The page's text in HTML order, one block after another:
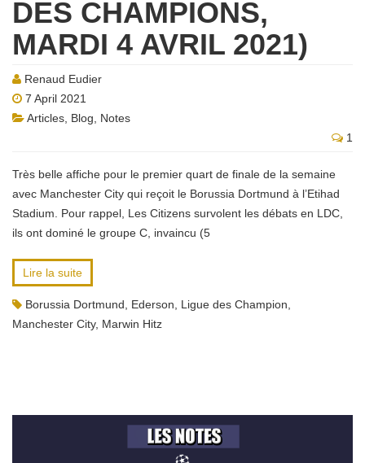
DES CHAMPIONS,
MARDI 4 AVRIL 2021)
Renaud Eudier
7 April 2021
Articles Blog
Notes
1
Très belle affiche pour le premier quart de finale de la semaine
avec Manchester City qui reçoit le Borussia Dortmund à l’Etihad
Stadium. Pour rappel, Les Citizens survolent les débats en LDC,
ils ont dominé le groupe C, invaincu (5
Lire la suite
Borussia Dortmund Ederson Ligue des Champion
Manchester City, Marwin Hitz